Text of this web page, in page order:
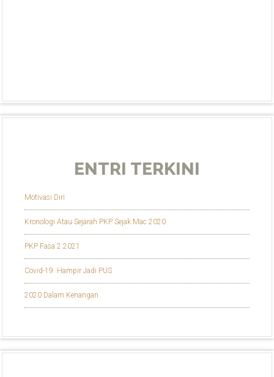
ENTRI TERKINI
Motivasi Diri
Kronologi Atau Sejarah PKP Sejak Mac 2020
PKP Fasa 2 2021
Covid-19: Hampir Jadi PUS
2020 Dalam Kenangan